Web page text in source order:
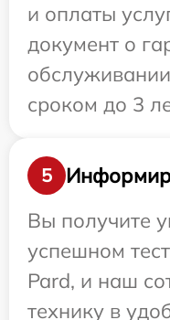
и оплаты
документ о
сроком до 3
5
Вы получите
успешном
Pard, и наш
технику в